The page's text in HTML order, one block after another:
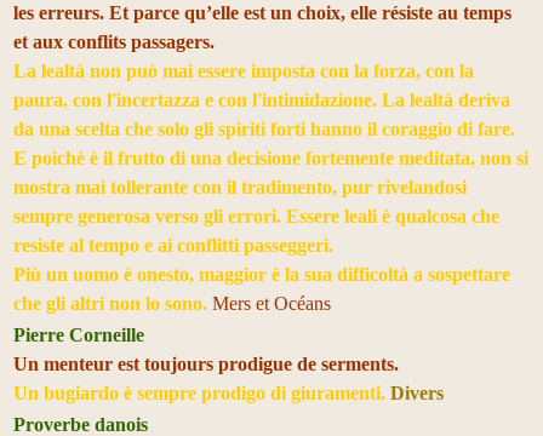
les erreurs. Et parce qu’elle est un choix, elle résiste au temps
et aux conflits passagers.
La lealtà non può mai essere imposta con la forza, con la
paura, con l'incertazza e con l'intimidazione. La lealtà deriva
da una scelta che solo gli spiriti forti hanno il coraggio di fare.
E poichè è il frutto di una decisione fortemente meditata, non si
mostra mai tollerante con il tradimento, pur rivelandosi
sempre generosa verso gli errori. Essere leali è qualcosa che
resiste al tempo e ai conflitti passeggeri.
Più un uomo è onesto, maggior è la sua difficoltà a sospettare
che gli altri non lo sono. Mers et Océans
Pierre Corneille
Un menteur est toujours prodigue de serments.
Un bugiardo è sempre prodigo di giuramenti. Divers
Proverbe danois